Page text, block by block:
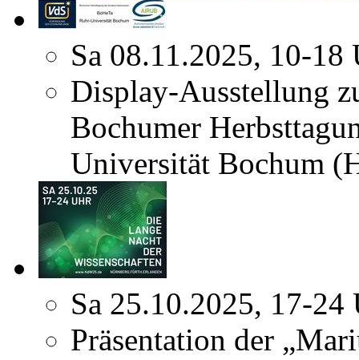
Sa 08.11.2025, 10-18
Display-Ausstellung
Bochumer
Universität Bochum
Sa 25.10.2025, 17-24
Präsentation der